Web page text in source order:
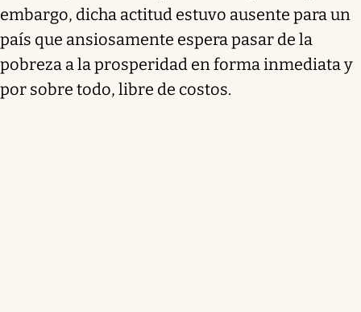
embargo, dicha actitud estuvo ausente para un
país que ansiosamente espera pasar de la
pobreza a la prosperidad en forma inmediata y
por sobre todo, libre de costos.